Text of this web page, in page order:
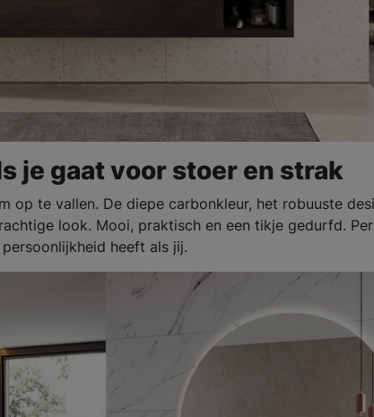
je gaat voor stoer en strak
op te vallen. De diepe carbonkleur, het robuuste
look. Mooi, praktisch en een tikje gedurfd.
heeft als jij.